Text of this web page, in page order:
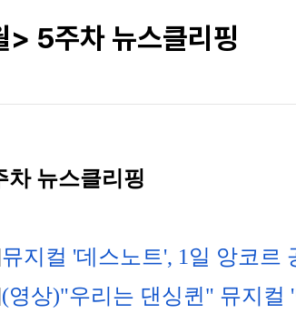
5주차 뉴스클리핑
차 뉴스클리핑
뮤지컬 '데스노트', 1일 앙코르
(영상)"우리는 댄싱퀸" 뮤지컬